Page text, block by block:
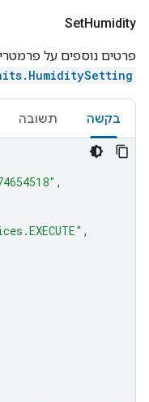
SetHumidity
פרטים נוספים על
בקשה תשובה
,
,